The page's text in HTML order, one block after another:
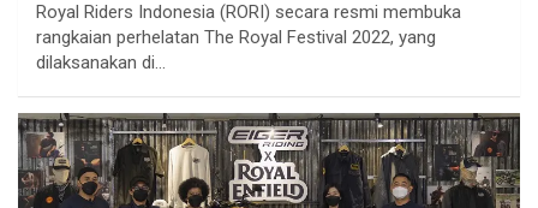
Royal Riders Indonesia (RORI) secara resmi membuka
rangkaian perhelatan The Royal Festival 2022, yang
dilaksanakan di…